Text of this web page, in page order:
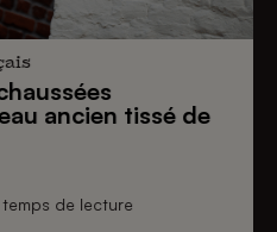
ancien tissé de
temps de lecture